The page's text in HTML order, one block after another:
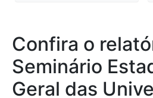
Confira o
Seminário
Geral das